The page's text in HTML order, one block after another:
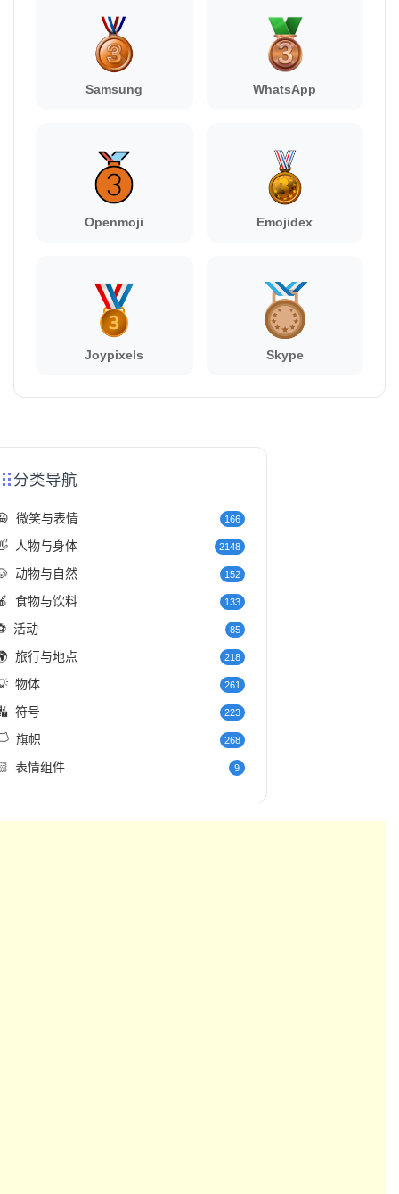
Samsung WhatsApp
Openmoji Emojidex
Joypixels Skype
分类导航
微笑与表情 166
人物与身体 2148
动物与自然 152
食物与饮料 133
活动 85
旅行与地点 218
物体 261
符号 223
旗帜 268
表情组件 9